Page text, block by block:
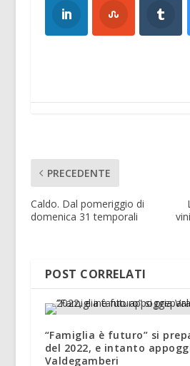
PRECEDENTE
Caldo. Dal pomeriggio di
domenica 31 temporali
POST CORRELATI
“Famiglia è futuro” si
del 2022, e intanto
Valdegamberi